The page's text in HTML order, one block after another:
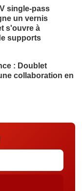
single-pass
un vernis
s'ouvre à
supports
: Doublet
collaboration en